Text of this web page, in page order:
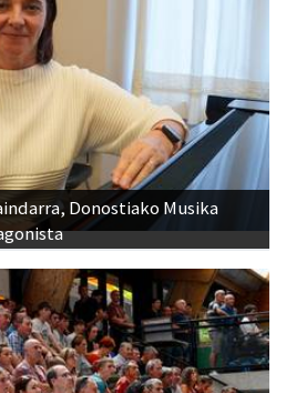
Donostiako Musika